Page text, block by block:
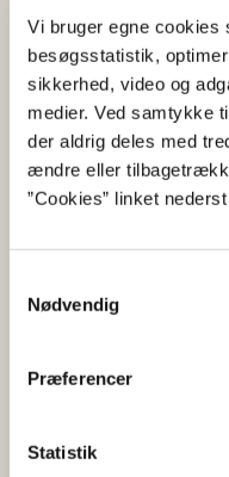
Vi bruger egne cookies
besøgsstatistik,
sikkerhed, video og
medier. Ved samtykke
der aldrig deles med
ændre eller
”Cookies” linket
Nødvendig
Præferencer
Statistik
Lovstof
Vejledning til
efter
Slides til EU-
mærkningskrav i
EU-